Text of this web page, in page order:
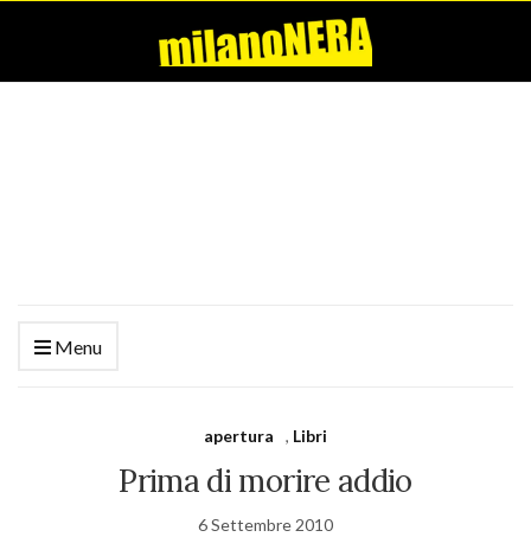
Menu
apertura , Libri
Prima di morire addio
6 Settembre 2010